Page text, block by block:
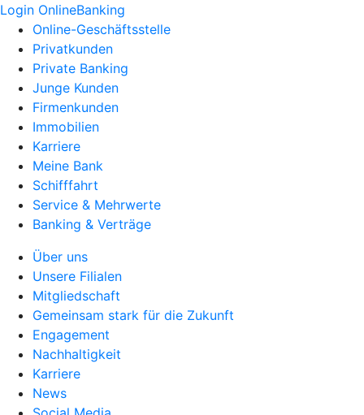
Login OnlineBanking
Online-Geschäftsstelle
Privatkunden
Private Banking
Junge Kunden
Firmenkunden
Immobilien
Karriere
Meine Bank
Schifffahrt
Service & Mehrwerte
Banking & Verträge
Über uns
Unsere Filialen
Mitgliedschaft
Gemeinsam stark für die Zukunft
Engagement
Nachhaltigkeit
Karriere
News